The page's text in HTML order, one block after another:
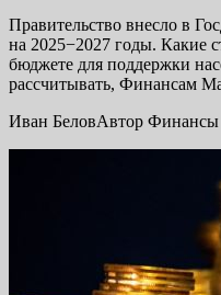
Правительство внесло в
на 2025−2027 годы. Какие
бюджете для поддержки
рассчитывать, Финансам
Иван БеловАвтор